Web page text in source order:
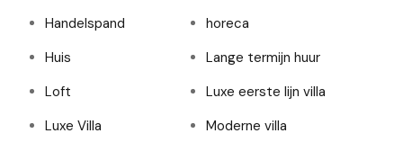
Handelspand
horeca
Huis
Lange termijn huur
Loft
Luxe eerste lijn villa
Luxe Villa
Moderne villa